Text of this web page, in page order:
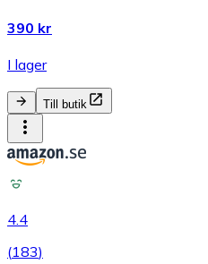
390 kr
I lager
Till butik
4.4
(183)